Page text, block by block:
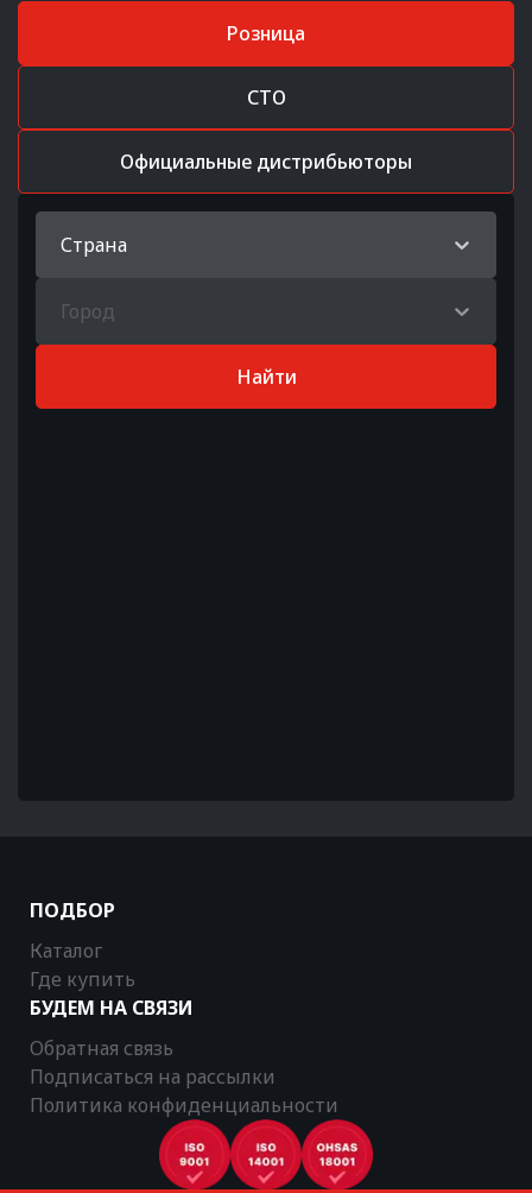
Розница
СТО
Официальные дистрибьюторы
Страна
Город
Найти
ПОДБОР
Каталог
Где купить
БУДЕМ НА СВЯЗИ
Обратная связь
Подписаться на рассылки
Политика конфиденциальности